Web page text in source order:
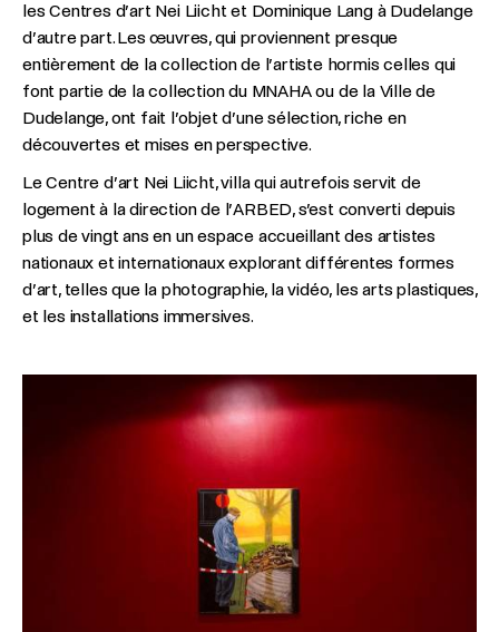
les Centres d’art Nei Liicht et Dominique Lang à Dudelange
d’autre part. Les œuvres, qui proviennent presque
entièrement de la collection de l’artiste hormis celles qui
font partie de la collection du MNAHA ou de la Ville de
Dudelange, ont fait l’objet d’une sélection, riche en
découvertes et mises en perspective.
Le Centre d’art Nei Liicht, villa qui autrefois servit de
logement à la direction de l’ARBED, s’est converti depuis
plus de vingt ans en un espace accueillant des artistes
nationaux et internationaux explorant différentes formes
d’art, telles que la photographie, la vidéo, les arts plastiques,
et les installations immersives.